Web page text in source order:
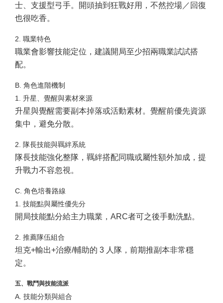
士、支援型弓手。開頭抽到狂戰好用，不然控場／回復
也很吃香。
2. 職業特色
職業會影響技能定位，建議開局至少招兩職業試試搭
配。
B. 角色進階機制
1. 升星、覺醒與素材來源
升星與覺醒需要副本掉落或活動素材。覺醒前優先資源
集中，避免分散。
2. 隊長技能與羈絆系統
隊長技能強化整隊，羈絆搭配同職或屬性額外加成，提
升戰力不容忽視。
C. 角色培養路線
1. 技能點與屬性優先分
開局技能點分給主力職業，ARC者可之後手動洗點。
2. 推薦隊伍組合
坦克+輸出+治療/輔助的 3 人隊，前期推副本非常穩
定。
五、戰鬥與技能流派
A. 技能分類與組合